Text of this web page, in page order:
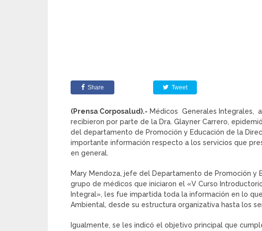
Share Tweet
(Prensa Corposalud).- Médicos Generales Integrales,
recibieron por parte de la Dra. Glayner Carrero,
del departamento de Promoción y Educación de la
importante información respecto a los servicios que
en general.
Mary Mendoza, jefe del Departamento de Promoción y
grupo de médicos que iniciaron el «V Curso
Integral», les fue impartida toda la información en lo
Ambiental, desde su estructura organizativa hasta los
Igualmente, se les indicó el objetivo principal que